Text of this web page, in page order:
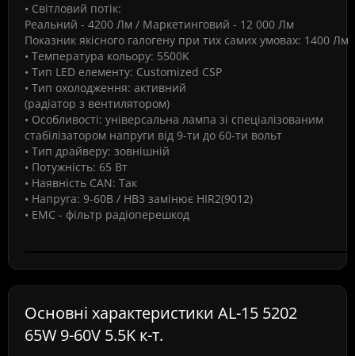
• Світловий потік:
Реальний - 4200 Лм / Маркетинговий - 12 000 Лм
Показник якісного галогену при тих самих умовах: 1400 Лм
• Температура кольору: 5500K
• Тип LED елементу: Customized CSP
• Тип охолодження: активний
(радіатор з вентилятором)
• Особливості: універсальна лампа зі спеціалізованим
стабілізатором напруги від 9-ти до 60-ти вольт
• Тип драйверу: зовнішній
• Потужність: 65 Вт
• Наявність CAN: Так
• Напруга: 9-60В / HB3 замінює HIR2(9012)
• EMC - фільтр радіоперешкод
Основні характеристики AL-15 5202
65W 9-60V 5.5K к-т.